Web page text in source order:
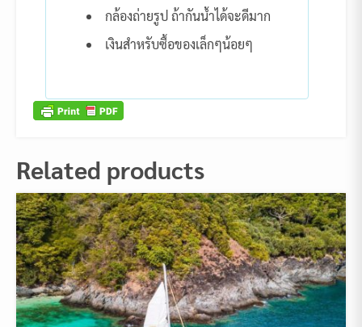
กล้องถ่ายรูป ถ้ากันน้ำได้จะดีมาก
เงินสำหรับซื้อของเล็กๆน้อยๆ
Related products